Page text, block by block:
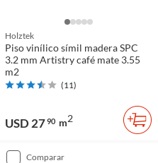
Holztek
Piso vinílico símil madera SPC
3.2 mm Artistry café mate 3.55
m2
(11)
USD 2790 m2
comparar